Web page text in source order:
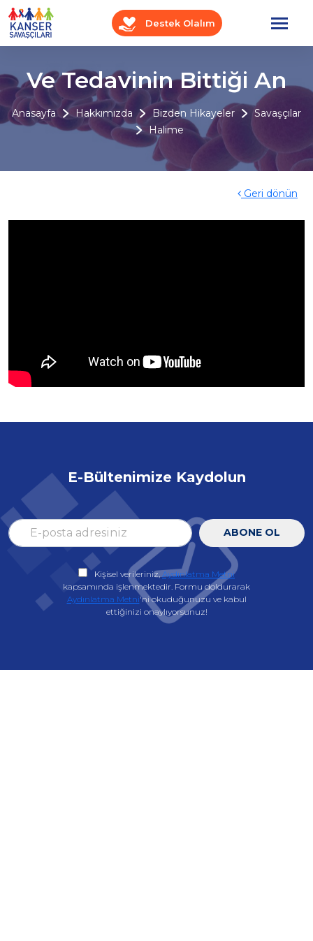
Destek Olalım
Ve Tedavinin Bittiği An
Anasayfa Hakkımızda Bizden Hikayeler
Savaşçılar
Halime
Geri dönün
E-Bültenimize Kaydolun
ABONE OL
Kişisel verileriniz,Aydınlatma Metni
kapsamında işlenmektedir. Formu doldurarak
Aydınlatma Metni'ni okuduğunuzu ve kabul
ettiğinizi onaylıyorsunuz!